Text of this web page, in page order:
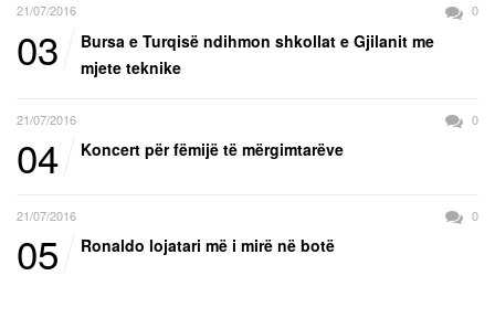
21/07/2016 0
03
Bursa e Turqisë ndihmon shkollat e Gjilanit me
mjete teknike
21/07/2016 0
04 Koncert për fëmijë të mërgimtarëve
21/07/2016 0
05 Ronaldo lojatari më i mirë në botë